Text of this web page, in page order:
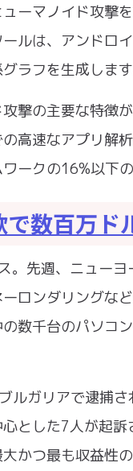
ーマノイド攻撃
ルは、アンドロ
ラフを生成します
撃の主要な特徴
高速なアプリ解
ークの16%以下
で数百万ド
。先週、ニュー
ロンダリングな
数千台のパソコ
ルガリアで逮捕
心とした7人が起
かつ最も収益性